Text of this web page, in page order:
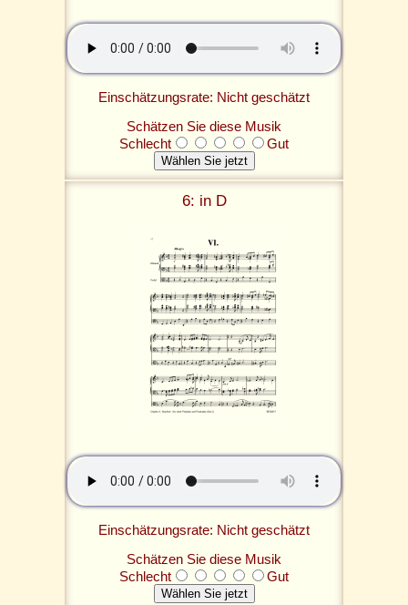
Einschätzungsrate: Nicht geschätzt
Schätzen Sie diese Musik
Schlecht
Gut
6: in D
Einschätzungsrate: Nicht geschätzt
Schätzen Sie diese Musik
Schlecht
Gut